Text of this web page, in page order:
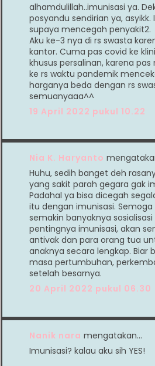
alhamdulillah..imunisasi ya.
posyandu sendirian ya,
supaya mencegah penyakit2.
Aku ke-3 nya di rs swasta
kantor. Cuma pas covid ke
khusus persalinan, karena
ke rs waktu pandemik
harganya beda dengan rs
semuanyaaa^^
19 April 2022 pukul 10.22
Nia K. Haryanto
Huhu, sedih banget deh
yang sakit parah gegara gak
Padahal ya bisa dicegah
itu dengan imunisasi.
semakin banyaknya
pentingnya imunisasi, akan
antivak dan para orang tua
anaknya secara lengkap. Biar
masa pertumbuhan,
setelah besarnya.
20 April 2022 pukul 06.30
Nanik nara mengatakan…
Imunisasi? kalau aku sih YES!